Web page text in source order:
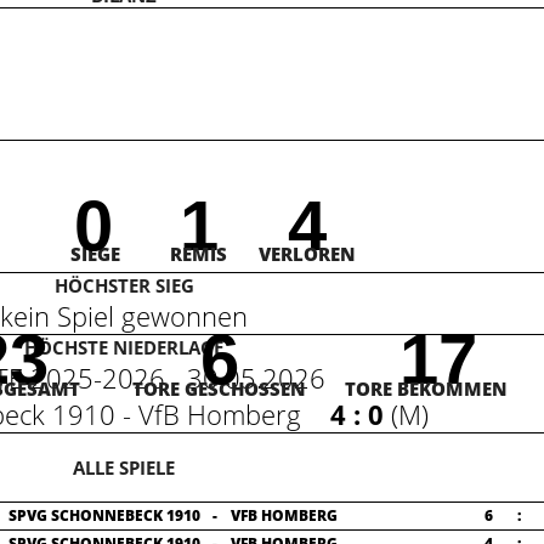
0 1 4
SIEGE REMIS VERLOREN
TORE GESCHOSSEN
6 17
TORE BEKOMMEN
HÖCHSTER SIEG
kein Spiel gewonnen
HÖCHSTE NIEDERLAGE
2025-2026 30.05.2026
1910 - VfB Homberg 4 : 0 (M)
ALLE SPIELE
SPVG SCHONNEBECK 1910 - VFB HOMBERG 6 :